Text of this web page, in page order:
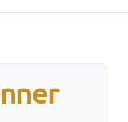
cette crise